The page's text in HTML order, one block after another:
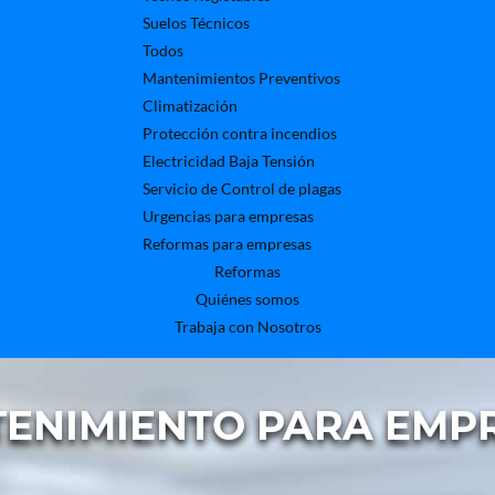
Suelos Técnicos
Todos
Mantenimientos Preventivos
Climatización
Protección contra incendios
Electricidad Baja Tensión
Servicio de Control de plagas
Urgencias para empresas
Reformas para empresas
Reformas
Quiénes somos
Trabaja con Nosotros
PARA